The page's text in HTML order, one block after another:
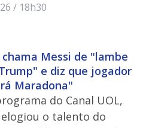
/ 18h30
Messi de "lambe
e diz que jogador
Maradona"
do Canal UOL,
o talento do